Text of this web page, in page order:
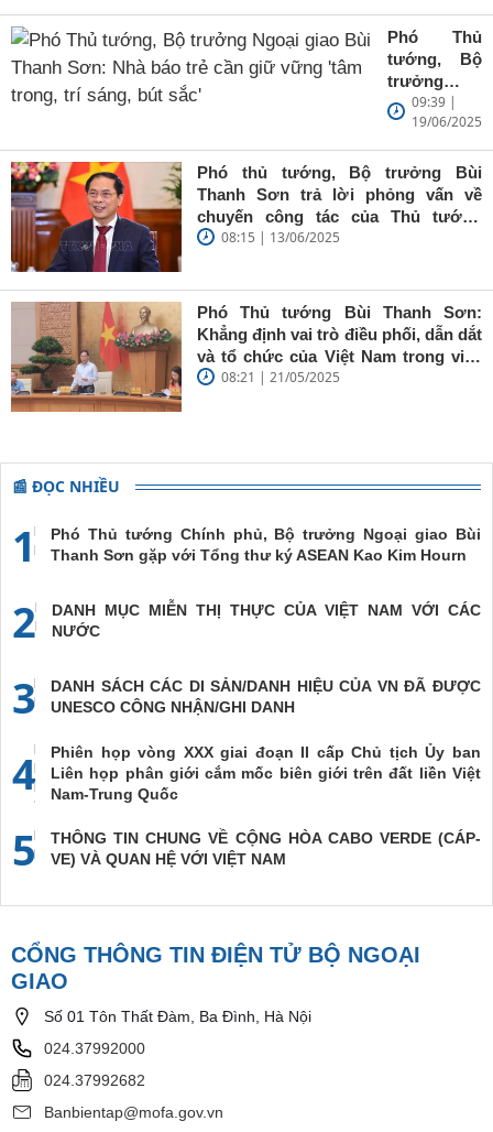
Phó Thủ
tướng, Bộ
trưởng
Ngoại giao
Bùi Thanh
Sơn: Nhà
báo trẻ cần
giữ vững
'tâm trong,
09:39 |
19/06/2025
Phó thủ tướng, Bộ trưởng Bùi
Thanh Sơn trả lời phỏng vấn về
chuyến công tác của Thủ tướng
Chính phủ đến Estonia, Pháp và
08:15 | 13/06/2025
Phó Thủ tướng Bùi Thanh Sơn:
Khẳng định vai trò điều phối, dẫn dắt
và tổ chức của Việt Nam trong việc
đề cao chủ nghĩa đa phương, đoàn
08:21 | 21/05/2025
📰 ĐỌC NHIỀU
1
Phó Thủ tướng Chính phủ, Bộ trưởng Ngoại giao Bùi
Thanh Sơn gặp với Tổng thư ký ASEAN Kao Kim Hourn
2
DANH MỤC MIỄN THỊ THỰC CỦA VIỆT NAM VỚI CÁC
NƯỚC
3
DANH SÁCH CÁC DI SẢN/DANH HIỆU CỦA VN ĐÃ ĐƯỢC
UNESCO CÔNG NHẬN/GHI DANH
4
Phiên họp vòng XXX giai đoạn II cấp Chủ tịch Ủy ban
Liên họp phân giới cắm mốc biên giới trên đất liền Việt
Nam-Trung Quốc
5
THÔNG TIN CHUNG VỀ CỘNG HÒA CABO VERDE (CÁP-
VE) VÀ QUAN HỆ VỚI VIỆT NAM
CỔNG THÔNG TIN ĐIỆN TỬ BỘ NGOẠI
GIAO
Số 01 Tôn Thất Đàm, Ba Đình, Hà Nội
024.37992000
024.37992682
Banbientap@mofa.gov.vn